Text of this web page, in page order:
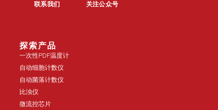
联系我们 关注公众号
探索产品
一次性PDF温度计
自动细胞计数仪
自动菌落计数仪
比浊仪
微流控芯片